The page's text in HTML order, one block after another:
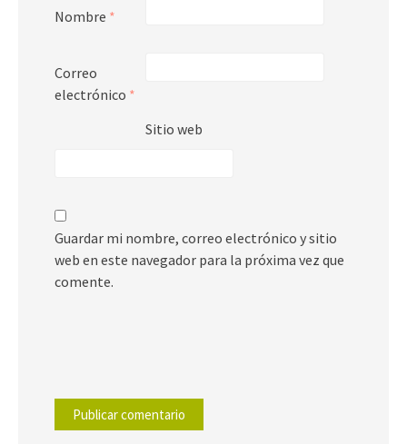
Nombre *
Correo
electrónico *
Sitio web
Guardar mi nombre, correo electrónico y sitio
web en este navegador para la próxima vez que
comente.